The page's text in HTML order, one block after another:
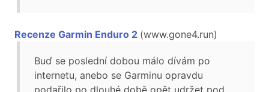
Recenze Garmin Enduro 2 (www.gone4.run)
Buď se poslední dobou málo dívám po
internetu, anebo se Garminu opravdu
podařilo po dlouhé době opět udržet pod